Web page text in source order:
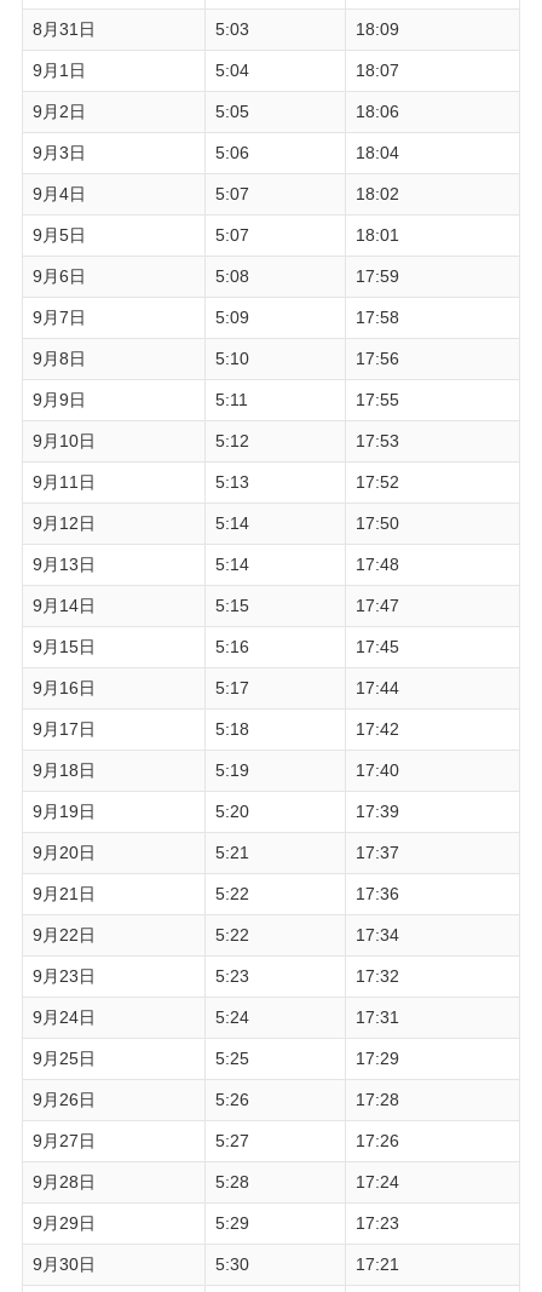
8月31日 5:03 18:09
9月1日 5:04 18:07
9月2日 5:05 18:06
9月3日 5:06 18:04
9月4日 5:07 18:02
9月5日 5:07 18:01
9月6日 5:08 17:59
9月7日 5:09 17:58
9月8日 5:10 17:56
9月9日 5:11 17:55
9月10日 5:12 17:53
9月11日 5:13 17:52
9月12日 5:14 17:50
9月13日 5:14 17:48
9月14日 5:15 17:47
9月15日 5:16 17:45
9月16日 5:17 17:44
9月17日 5:18 17:42
9月18日 5:19 17:40
9月19日 5:20 17:39
9月20日 5:21 17:37
9月21日 5:22 17:36
9月22日 5:22 17:34
9月23日 5:23 17:32
9月24日 5:24 17:31
9月25日 5:25 17:29
9月26日 5:26 17:28
9月27日 5:27 17:26
9月28日 5:28 17:24
9月29日 5:29 17:23
9月30日 5:30 17:21